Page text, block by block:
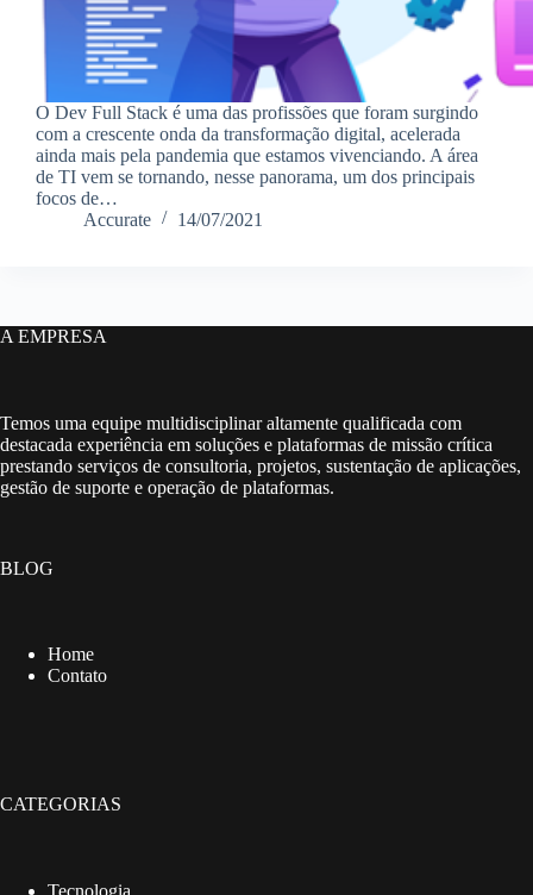
O Dev Full Stack é uma das profissões que foram surgindo
com a crescente onda da transformação digital, acelerada
ainda mais pela pandemia que estamos vivenciando. A área
de TI vem se tornando, nesse panorama, um dos principais
focos de…
Accurate
14/07/2021
A EMPRESA
Temos uma equipe multidisciplinar altamente qualificada com
destacada experiência em soluções e plataformas de missão crítica
prestando serviços de consultoria, projetos, sustentação de aplicações,
gestão de suporte e operação de plataformas.
BLOG
Home
Contato
CATEGORIAS